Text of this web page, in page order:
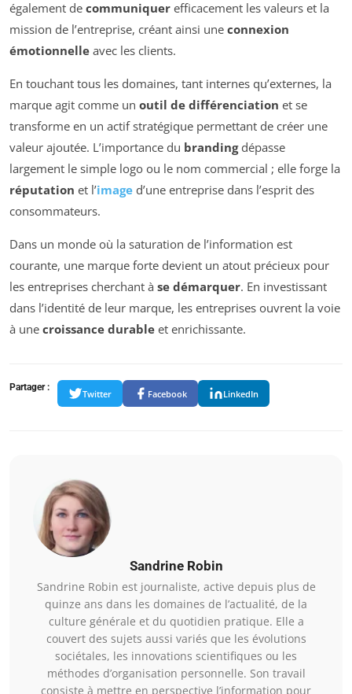
également de communiquer efficacement les valeurs et la
mission de l’entreprise, créant ainsi une connexion
émotionnelle avec les clients.
En touchant tous les domaines, tant internes qu’externes, la
marque agit comme un outil de différenciation et se
transforme en un actif stratégique permettant de créer une
valeur ajoutée. L’importance du brandingdépasse
largement le simple logo ou le nom commercial ; elle forge la
réputation et l’image d’une entreprise dans l’esprit des
consommateurs.
Dans un monde où la saturation de l’information est
courante, une marque forte devient un atout précieux pour
les entreprises cherchant à se démarquer. En investissant
dans l’identité de leur marque, les entreprises ouvrent la voie
à une croissance durable et enrichissante.
Partager :
Twitter Facebook LinkedIn
Sandrine Robin
Sandrine Robin est journaliste, active depuis plus de
quinze ans dans les domaines de l’actualité, de la
culture générale et du quotidien pratique. Elle a
couvert des sujets aussi variés que les évolutions
sociétales, les innovations scientifiques ou les
méthodes d’organisation personnelle. Son travail
consiste à mettre en perspective l’information pour